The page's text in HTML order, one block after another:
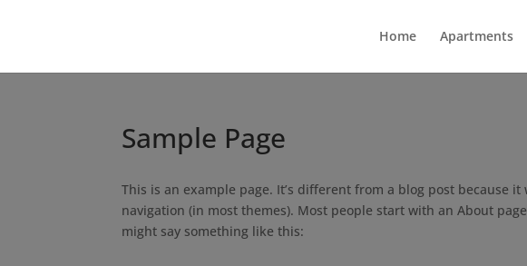
Home Apartments
Sample Page
This is an example page. It’s different from a blog post because
navigation (in most themes). Most people start with an About
might say something like this: